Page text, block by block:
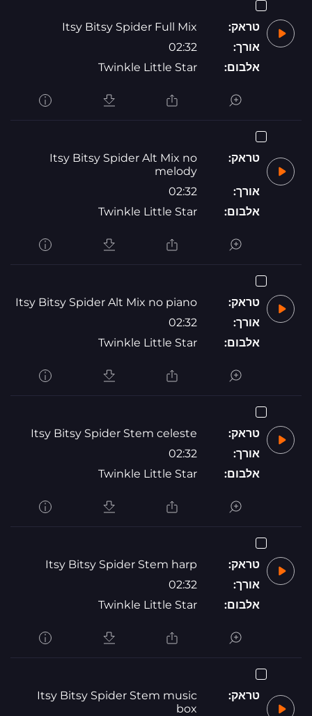
טראק:
Itsy Bitsy Spider Full Mix
אורך:
02:32
אלבום:
Twinkle Little Star
טראק:
Itsy Bitsy Spider Alt Mix no
melody
אורך:
02:32
אלבום:
Twinkle Little Star
טראק:
Itsy Bitsy Spider Alt Mix no piano
אורך:
02:32
אלבום:
Twinkle Little Star
טראק:
Itsy Bitsy Spider Stem celeste
אורך:
02:32
אלבום:
Twinkle Little Star
טראק:
Itsy Bitsy Spider Stem harp
אורך:
02:32
אלבום:
Twinkle Little Star
טראק:
Itsy Bitsy Spider Stem music
box